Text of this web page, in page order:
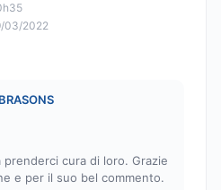
03/2022
cura di loro. Grazie
e per il suo bel commento.